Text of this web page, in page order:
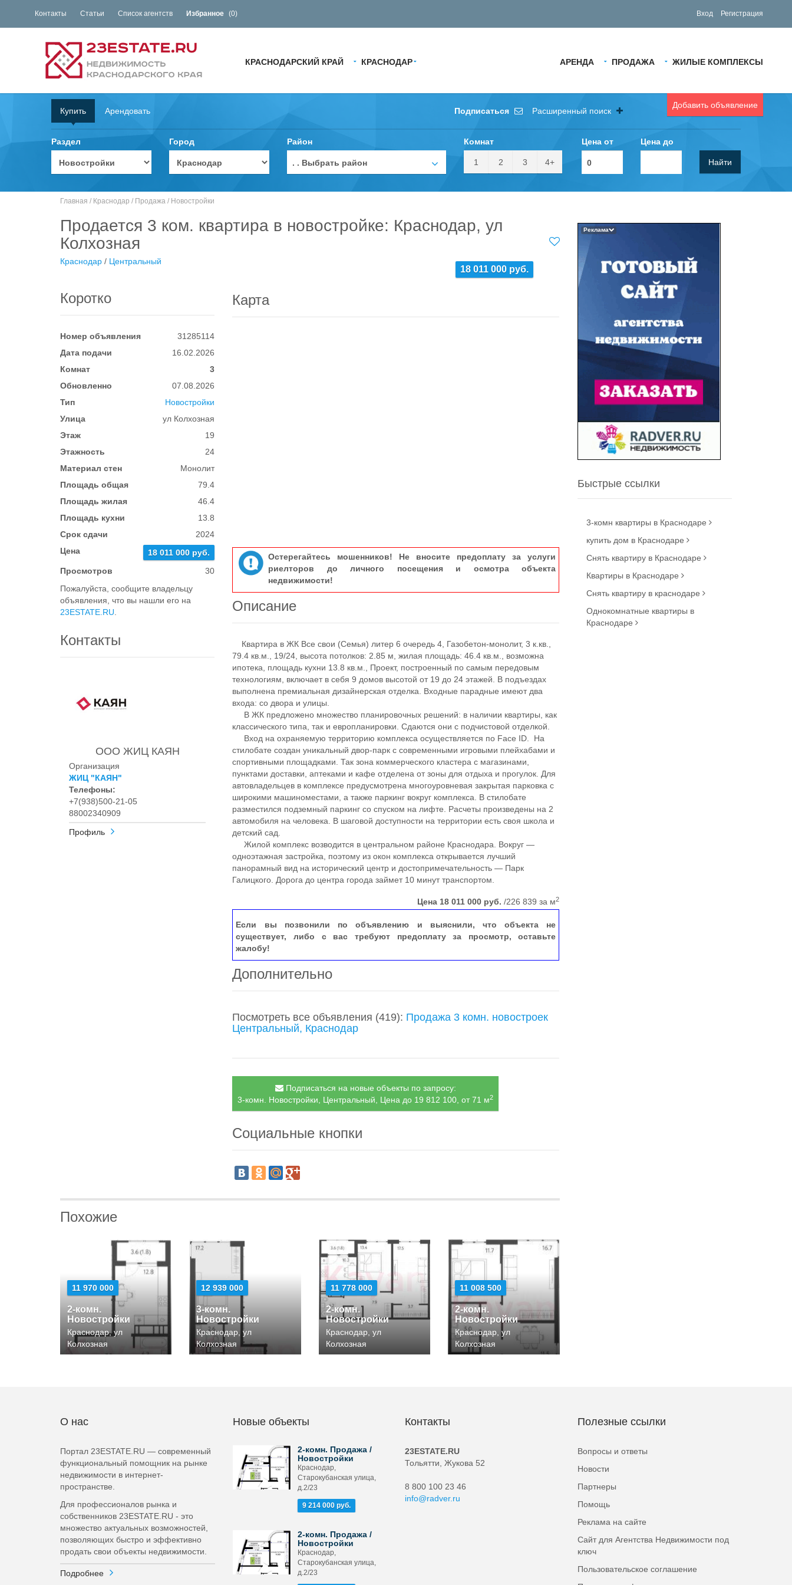
Контакты Статьи Список агентств Избранное (0) Вход Регистрация
АРЕНДА ПРОДАЖА ЖИЛЫЕ КОМПЛЕКСЫ
КРАСНОДАРСКИЙ КРАЙ КРАСНОДАР
Добавить объявление
Купить Арендовать Подписаться Расширенный поиск
Раздел Город Район
. . Выбрать район
Комнат
1 2 3 4+
Цена от Цена до
Найти
Главная / Краснодар / Продажа / Новостройки
Продается 3 ком. квартира в новостройке: Краснодар, ул
Колхозная
18 011 000 руб.
Краснодар / Центральный
Коротко
Номер объявления
31285114
Дата подачи
16.02.2026
Комнат
3
Обновленно
07.08.2026
Тип
Новостройки
Улица
ул Колхозная
Этаж
19
Этажность
24
Материал стен
Монолит
Площадь общая
79.4
Площадь жилая
46.4
Площадь кухни
13.8
Срок сдачи
2024
Цена
18 011 000 руб.
Просмотров
30
Пожалуйста, сообщите владельцу
объявления, что вы нашли его на
23ESTATE.RU
Контакты
ООО ЖИЦ КАЯН
Организация
ЖИЦ "КАЯН"
Телефоны:
+7(938)500-21-05
88002340909
Профиль
Карта
Остерегайтесь мошенников! Не вносите предоплату за услуги
риелторов до личного посещения и осмотра объекта
недвижимости!
Описание
Квартира в ЖК Все свои (Семья) литер 6 очередь 4, Газобетон-монолит, 3 к.кв.,
79.4 кв.м., 19/24, высота потолков: 2.85 м, жилая площадь: 46.4 кв.м., возможна
ипотека, площадь кухни 13.8 кв.м., Проект, построенный по самым передовым
технологиям, включает в себя 9 домов высотой от 19 до 24 этажей. В подъездах
выполнена премиальная дизайнерская отделка. Входные парадные имеют два
входа: со двора и улицы.
В ЖК предложено множество планировочных решений: в наличии квартиры, как
классического типа, так и европланировки. Сдаются они с подчистовой отделкой.
Вход на охраняемую территорию комплекса осуществляется по Face ID. На
стилобате создан уникальный двор-парк с современными игровыми плейхабами и
спортивными площадками. Так зона коммерческого кластера с магазинами,
пунктами доставки, аптеками и кафе отделена от зоны для отдыха и прогулок. Для
автовладельцев в комплексе предусмотрена многоуровневая закрытая парковка с
широкими машиноместами, а также паркинг вокруг комплекса. В стилобате
разместился подземный паркинг со спуском на лифте. Расчеты произведены на 2
автомобиля на человека. В шаговой доступности на территории есть своя школа и
детский сад.
Жилой комплекс возводится в центральном районе Краснодара. Вокруг —
одноэтажная застройка, поэтому из окон комплекса открывается лучший
панорамный вид на исторический центр и достопримечательность — Парк
Галицкого. Дорога до центра города займет 10 минут транспортом.
Цена 18 011 000 руб. /226 839 за м2
Если вы позвонили по объявлению и выяснили, что объекта не
существует, либо с вас требуют предоплату за просмотр, оставьте
жалобу!
Дополнительно
Посмотреть все объявления (419): Продажа 3 комн. новостроек
Центральный, Краснодар
Подписаться на новые объекты по запросу:
3-комн. Новостройки, Центральный, Цена до 19 812 100, от 71 м2
Социальные кнопки
Похожие
11 970 000
2-комн.
Новостройки
Краснодар, ул
Колхозная
12 939 000
3-комн.
Новостройки
Краснодар, ул
Колхозная
11 778 000
2-комн.
Новостройки
Краснодар, ул
Колхозная
11 008 500
2-комн.
Новостройки
Краснодар, ул
Колхозная
Реклама
Быстрые ссылки
3-комн квартиры в Краснодаре
купить дом в Краснодаре
Снять квартиру в Краснодаре
Квартиры в Краснодаре
Снять квартиру в краснодаре
Однокомнатные квартиры в
Краснодаре
О нас
Портал 23ESTATE.RU — современный
функциональный помощник на рынке
недвижимости в интернет-
пространстве.
Для профессионалов рынка и
собственников 23ESTATE.RU - это
множество актуальных возможностей,
позволяющих быстро и эффективно
продать свои объекты недвижимости.
Подробнее
Новые объекты
2-комн. Продажа /
Новостройки
Краснодар,
Старокубанская улица,
д.2/23
9 214 000 руб.
2-комн. Продажа /
Новостройки
Краснодар,
Старокубанская улица,
д.2/23
Контакты
23ESTATE.RU
Тольятти, Жукова 52
8 800 100 23 46
info@radver.ru
Полезные ссылки
Вопросы и ответы
Новости
Партнеры
Помощь
Реклама на сайте
Сайт для Агентства Недвижимости под
ключ
Пользовательское соглашение